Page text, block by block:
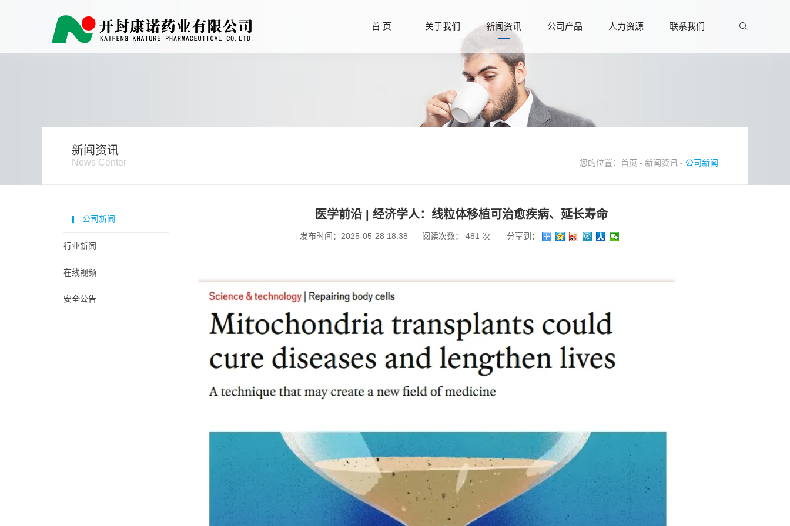
首 页 关于我们 新闻资讯 公司产品 人力资源 联系我们
新闻资讯
News Center 您的位置： 首页 - 新闻资讯 - 公司新闻
公司新闻
行业新闻
在线视频
安全公告
医学前沿 | 经济学人：线粒体移植可治愈疾病、延长寿命
发布时间：2025-05-28 18:38 阅读次数： 481 次 分享到：